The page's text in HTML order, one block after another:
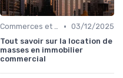
Commerces et Retail • 03/12/2025
Tout savoir sur la location de
masses en immobilier
commercial